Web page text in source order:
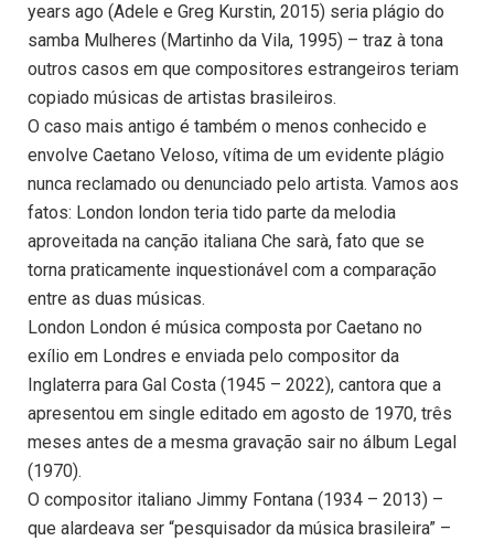
years ago (Adele e Greg Kurstin, 2015) seria plágio do
samba Mulheres (Martinho da Vila, 1995) – traz à tona
outros casos em que compositores estrangeiros teriam
copiado músicas de artistas brasileiros.
O caso mais antigo é também o menos conhecido e
envolve Caetano Veloso, vítima de um evidente plágio
nunca reclamado ou denunciado pelo artista. Vamos aos
fatos: London london teria tido parte da melodia
aproveitada na canção italiana Che sarà, fato que se
torna praticamente inquestionável com a comparação
entre as duas músicas.
London London é música composta por Caetano no
exílio em Londres e enviada pelo compositor da
Inglaterra para Gal Costa (1945 – 2022), cantora que a
apresentou em single editado em agosto de 1970, três
meses antes de a mesma gravação sair no álbum Legal
(1970).
O compositor italiano Jimmy Fontana (1934 – 2013) –
que alardeava ser “pesquisador da música brasileira” –